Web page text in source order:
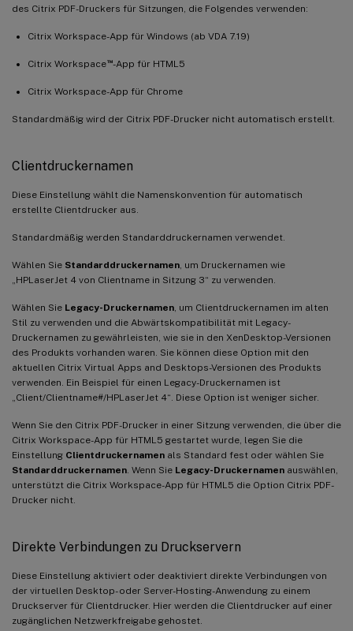
des Citrix PDF-Druckers für Sitzungen, die Folgendes verwenden:
Citrix Workspace-App für Windows (ab VDA 7.19)
Citrix Workspace™-App für HTML5
Citrix Workspace-App für Chrome
Standardmäßig wird der Citrix PDF-Drucker nicht automatisch erstellt.
Clientdruckernamen
Diese Einstellung wählt die Namenskonvention für automatisch
erstellte Clientdrucker aus.
Standardmäßig werden Standarddruckernamen verwendet.
Wählen Sie Standarddruckernamen , um Druckernamen wie
„HPLaserJet 4 von Clientname in Sitzung 3“ zu verwenden.
Wählen Sie Legacy-Druckernamen , um Clientdruckernamen im alten
Stil zu verwenden und die Abwärtskompatibilität mit Legacy-
Druckernamen zu gewährleisten, wie sie in den XenDesktop-Versionen
des Produkts vorhanden waren. Sie können diese Option mit den
aktuellen Citrix Virtual Apps and Desktops-Versionen des Produkts
verwenden. Ein Beispiel für einen Legacy-Druckernamen ist
„Client/Clientname#/HPLaserJet 4“. Diese Option ist weniger sicher.
Wenn Sie den Citrix PDF-Drucker in einer Sitzung verwenden, die über die
Citrix Workspace-App für HTML5 gestartet wurde, legen Sie die
Einstellung Clientdruckernamen als Standard fest oder wählen Sie
Standarddruckernamen . Wenn Sie Legacy-Druckernamen auswählen,
unterstützt die Citrix Workspace-App für HTML5 die Option Citrix PDF-
Drucker nicht.
Direkte Verbindungen zu Druckservern
Diese Einstellung aktiviert oder deaktiviert direkte Verbindungen von
der virtuellen Desktop- oder Server-Hosting-Anwendung zu einem
Druckserver für Clientdrucker. Hier werden die Clientdrucker auf einer
zugänglichen Netzwerkfreigabe gehostet.